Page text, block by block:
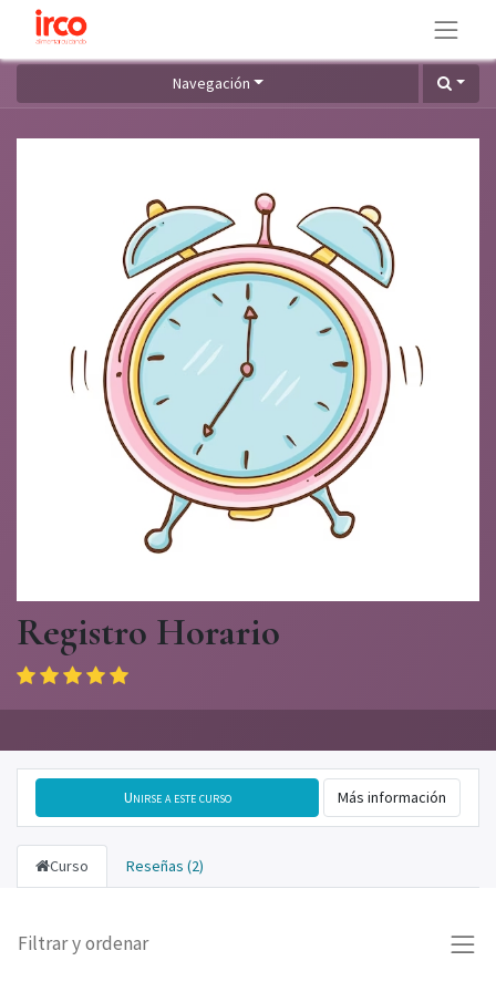
Navegación
Registro Horario
Unirse a este curso Más información
Curso Reseñas (2)
Filtrar y ordenar